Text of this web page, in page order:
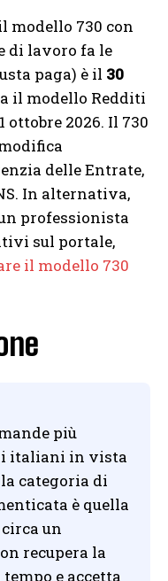
modello 730 con
di lavoro fa le
paga) è il 30
il modello Redditi
ottobre 2026. Il 730
delle Entrate,
In alternativa,
professionista
sul portale,
il modello 730
più
italiani in vista
categoria di
è quella
un
recupera la
e accetta